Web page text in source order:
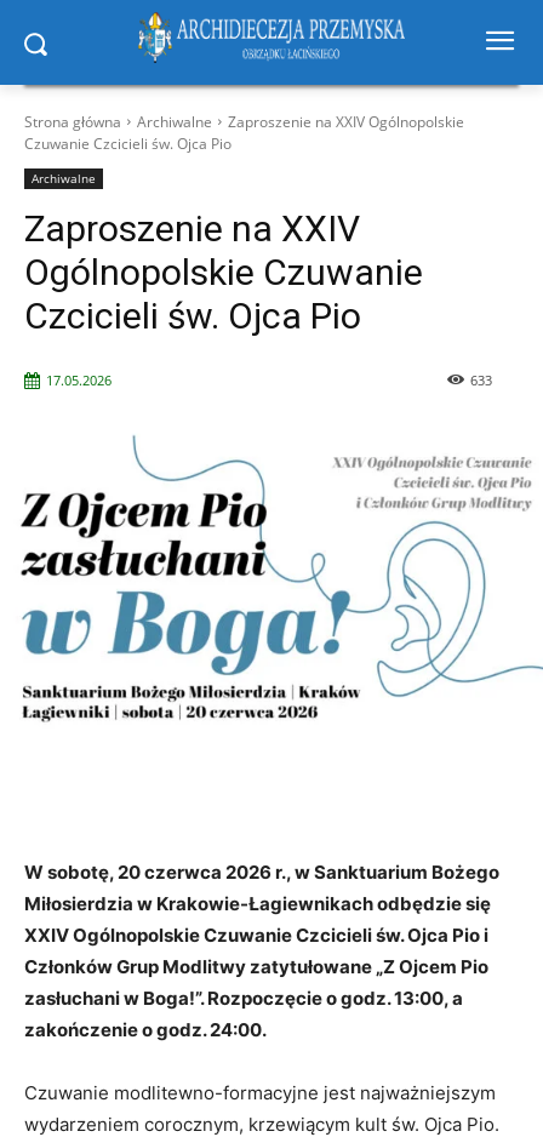
Strona główna Archiwalne
Zaproszenie na XXIV Ogólnopolskie
Czuwanie Czcicieli św. Ojca Pio
Archiwalne
Zaproszenie na XXIV
Ogólnopolskie Czuwanie
Czcicieli św. Ojca Pio
17.05.2026 633
W sobotę, 20 czerwca 2026 r., w Sanktuarium Bożego
Miłosierdzia w Krakowie-Łagiewnikach odbędzie się
XXIV Ogólnopolskie Czuwanie Czcicieli św. Ojca Pio i
Członków Grup Modlitwy zatytułowane „Z Ojcem Pio
zasłuchani w Boga!”. Rozpoczęcie o godz. 13:00, a
zakończenie o godz. 24:00.
Czuwanie modlitewno-formacyjne jest najważniejszym
wydarzeniem corocznym, krzewiącym kult św. Ojca Pio.